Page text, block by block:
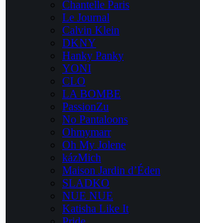
Chantelle Paris
Le Journal
Calvin Klein
DKNY
Hanky Panky
YONI
CLO
LA BOMBE
PassionZu
No Pantaloons
Ohmymarr
Oh My Jolene
kázMich
Maison Jardin d’Éden
SLADKO
NUE NUE
Katisha Like It